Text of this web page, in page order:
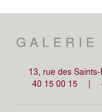
13, rue des
40 15 00 15
|